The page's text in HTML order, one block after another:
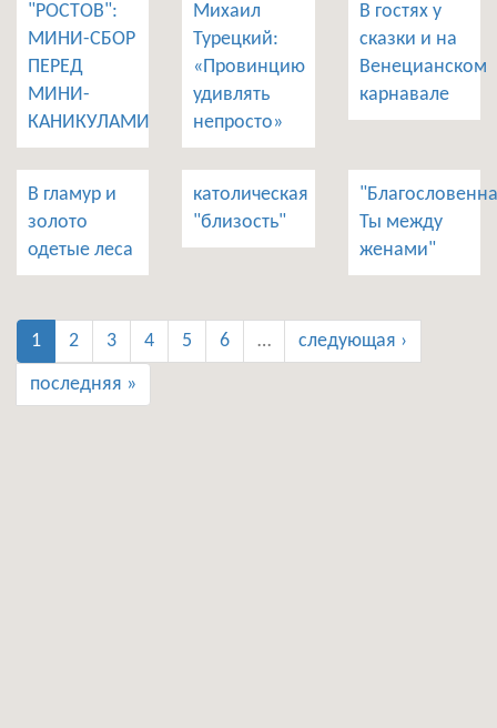
"РОСТОВ":
МИНИ-СБОР
ПЕРЕД
МИНИ-
КАНИКУЛАМИ
Михаил
Турецкий:
«Провинцию
удивлять
непросто»
В гостях у
сказки и на
Венецианском
карнавале
В гламур и
золото
одетые леса
католическая
"близость"
"Благословенна
Ты между
женами"
1 2 3 4 5 6 … следующая ›
последняя »